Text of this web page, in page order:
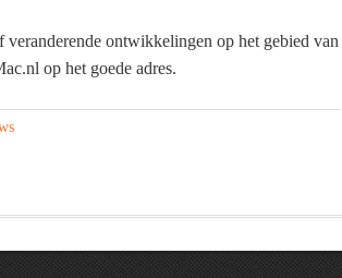
ontwikkelingen op het gebied van
op het goede adres.